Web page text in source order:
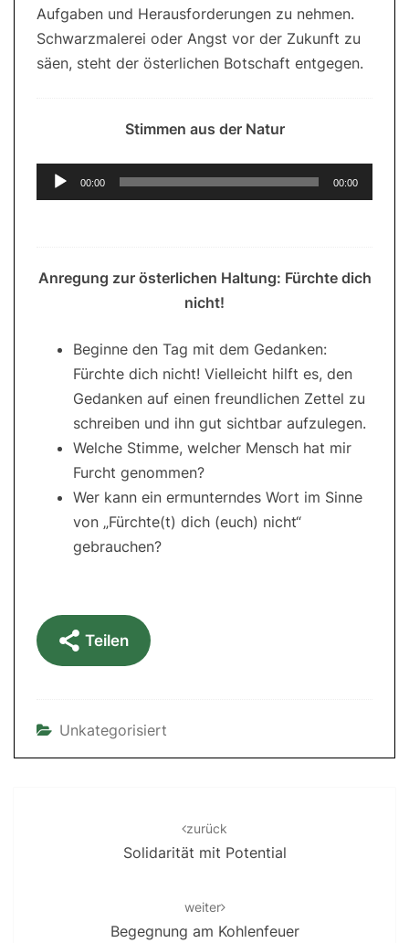
Aufgaben und Herausforderungen zu nehmen.
Schwarzmalerei oder Angst vor der Zukunft zu
säen, steht der österlichen Botschaft entgegen.
Stimmen aus der Natur
Audio-
Player
00:00 00:00
Anregung zur österlichen Haltung: Fürchte dich
nicht!
Beginne den Tag mit dem Gedanken:
Fürchte dich nicht! Vielleicht hilft es, den
Gedanken auf einen freundlichen Zettel zu
schreiben und ihn gut sichtbar aufzulegen.
Welche Stimme, welcher Mensch hat mir
Furcht genommen?
Wer kann ein ermunterndes Wort im Sinne
von „Fürchte(t) dich (euch) nicht“
gebrauchen?
Teilen
Unkategorisiert
zurück
Solidarität mit Potential
weiter
Begegnung am Kohlenfeuer